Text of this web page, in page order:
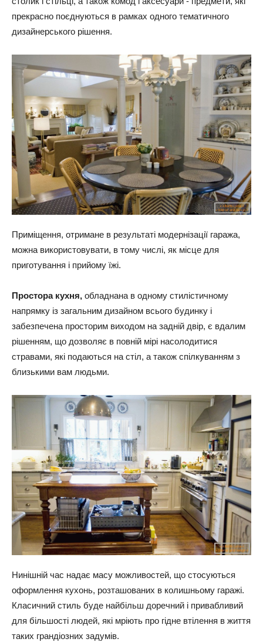
прекрасно поєднуються в рамках одного тематичного
дизайнерського рішення.
Приміщення, отримане в результаті модернізації гаража,
можна використовувати, в тому числі, як місце для
приготування і прийому їжі.
Простора кухня, обладнана в одному стилістичному
напрямку із загальним дизайном всього будинку і
забезпечена просторим виходом на задній двір, є вдалим
рішенням, що дозволяє в повній мірі насолодитися
стравами, які подаються на стіл, а також спілкуванням з
близькими вам людьми.
Нинішній час надає масу можливостей, що стосуються
оформлення кухонь, розташованих в колишньому гаражі.
Класичний стиль буде найбільш доречний і привабливий
для більшості людей, які мріють про гідне втілення в життя
таких грандіозних задумів.